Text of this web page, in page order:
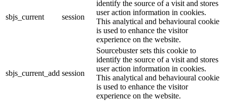
sbjs_current session
identify the source of a visit and stores
user action information in cookies.
This analytical and behavioural cookie
is used to enhance the visitor
experience on the website.
sbjs_current_add session
Sourcebuster sets this cookie to
identify the source of a visit and stores
user action information in cookies.
This analytical and behavioural cookie
is used to enhance the visitor
experience on the website.